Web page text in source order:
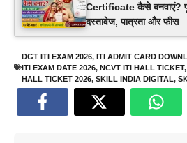
Certificate कैसे बनवाएं?
दस्तावेज, पात्रता और फीस
DGT ITI EXAM 2026, ITI ADMIT CARD
ITI EXAM DATE 2026, NCVT ITI HALL TICKET,
HALL TICKET 2026, SKILL INDIA DIGITAL,